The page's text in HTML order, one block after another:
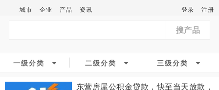
城市 企业 产品 资讯 登录 注册
搜产品
一级分类 二级分类 三级分类
东营房屋公积金贷款，快至当天放款，